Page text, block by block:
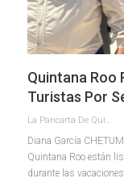
Quintana Roo
Turistas Por
Diana García
Quintana Roo están
durante las